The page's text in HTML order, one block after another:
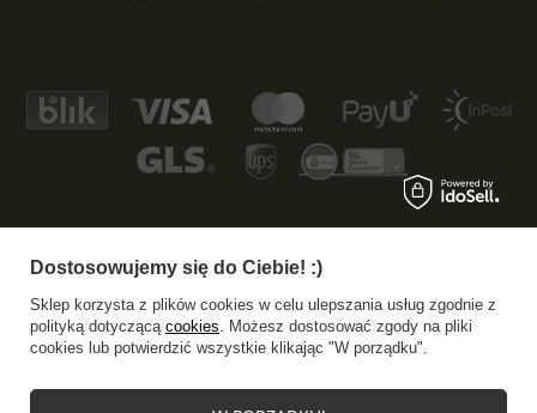
+48 533 372 997 info@specshop.pl
SpecShop.pl,Bałtycka 6, 61-013Poznań
Dostosowujemy się do Ciebie! :)
Sklep korzysta z plików cookies w celu ulepszania usług zgodnie z
polityką dotyczącą cookies. Możesz dostosować zgody na pliki
cookies lub potwierdzić wszystkie klikając "W porządku".